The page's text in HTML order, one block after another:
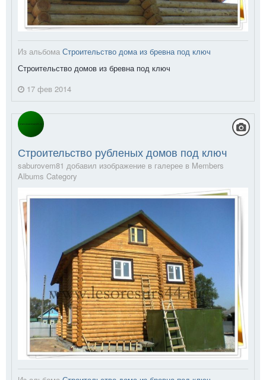
Из альбома Строительство дома из бревна под ключ
Строительство домов из бревна под ключ
17 фев 2014
Строительство рубленых домов под ключ
saburovem81 добавил изображение в галерее в Members
Albums Category